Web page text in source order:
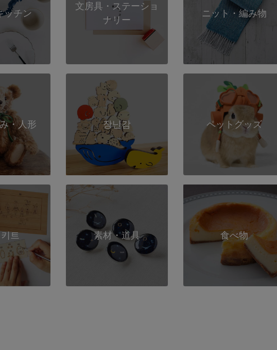
ッチン
文房具・ステーショ
ナリー
ニット・編み物
・人形 장난감 ペットグッズ
트 素材・道具 食べ物